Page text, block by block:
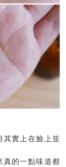
其實上在臉上並
真的一點味道都